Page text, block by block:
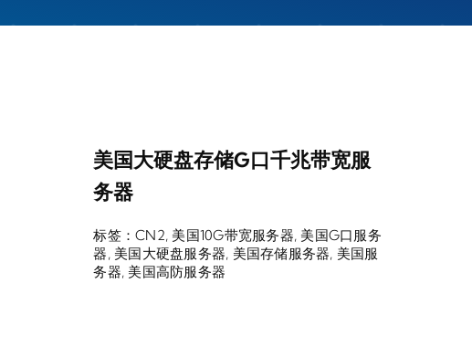
美国大硬盘存储G口千兆带宽服
务器
标签：CN2, 美国10G带宽服务器, 美国G口服务
器, 美国大硬盘服务器, 美国存储服务器, 美国服
务器, 美国高防服务器